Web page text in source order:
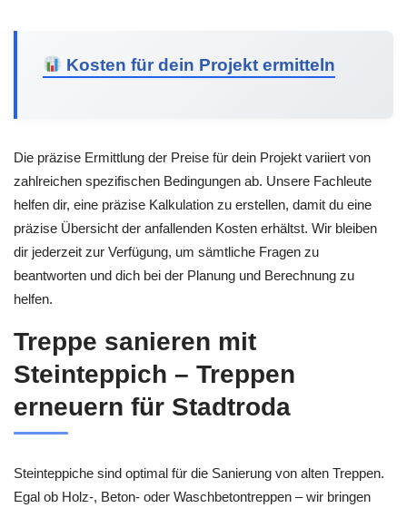
Kosten für dein Projekt ermitteln
Die präzise Ermittlung der Preise für dein Projekt variiert von
zahlreichen spezifischen Bedingungen ab. Unsere Fachleute
helfen dir, eine präzise Kalkulation zu erstellen, damit du eine
präzise Übersicht der anfallenden Kosten erhältst. Wir bleiben
dir jederzeit zur Verfügung, um sämtliche Fragen zu
beantworten und dich bei der Planung und Berechnung zu
helfen.
Treppe sanieren mit
Steinteppich – Treppen
erneuern für Stadtroda
Steinteppiche sind optimal für die Sanierung von alten Treppen.
Egal ob Holz-, Beton- oder Waschbetontreppen – wir bringen